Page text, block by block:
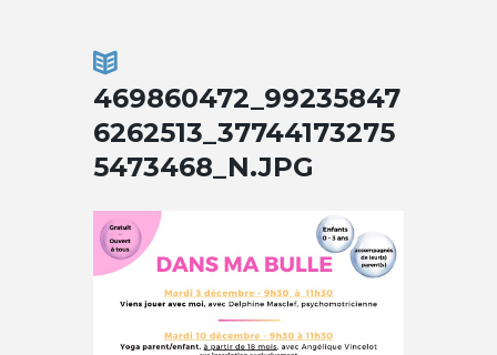
469860472_99235847
6262513_37744173275
5473468_N.JPG